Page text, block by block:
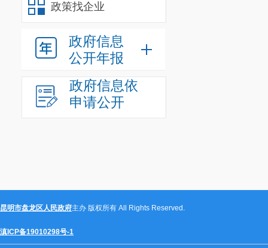
政策找企业
政府信息
公开年报
政府信息依
申请公开
昆明市盘龙区人民政府主办 版权所有 All Rights Reserved.
滇ICP备19010298号-1